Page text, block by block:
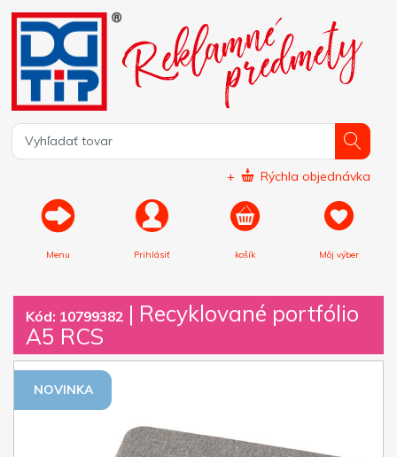
+ Rýchla objednávka
Menu Prihlásiť košík Môj výber
Kód: 10799382 | Recyklované portfólio
A5 RCS
NOVINKA